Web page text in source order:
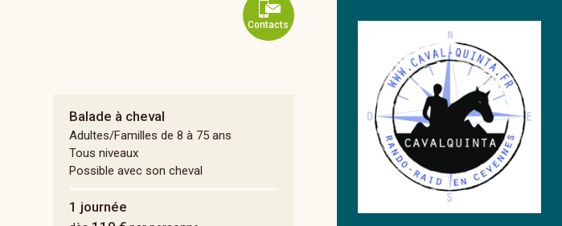
Contacts
Balade à cheval
Adultes/Familles de 8 à 75 ans
Tous niveaux
Possible avec son cheval
1 journée